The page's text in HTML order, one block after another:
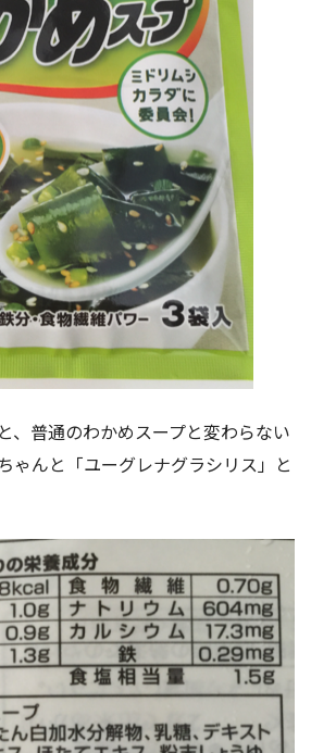
、普通のわかめスープと変わらない
ゃんと「ユーグレナグラシリス」と